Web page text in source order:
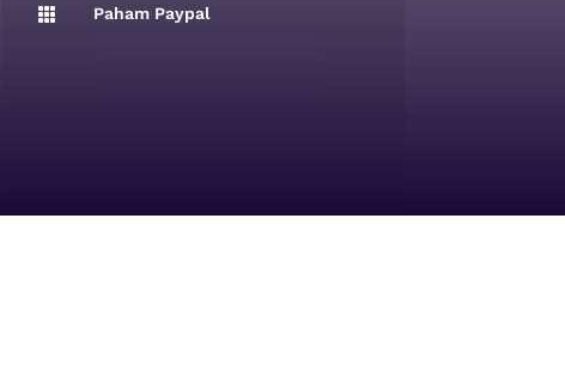
 Paham Paypal